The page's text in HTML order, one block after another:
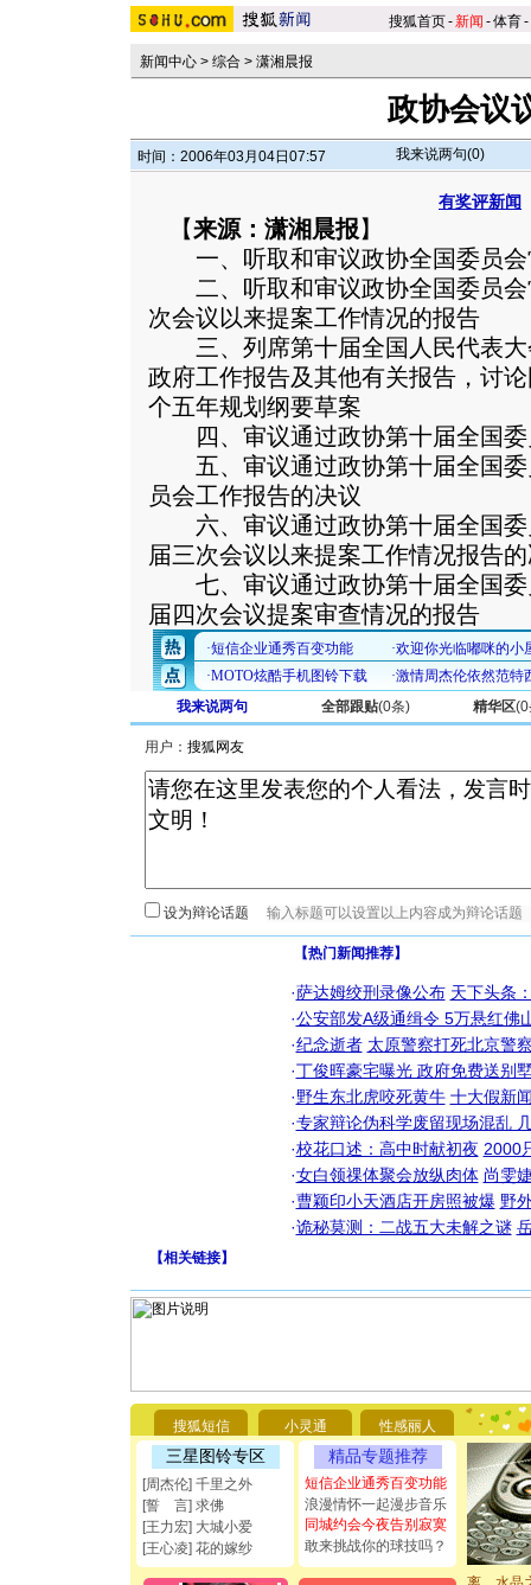
搜狐首页-新闻 -体育-
新闻中心 > 综合 > 潇湘晨报
政协会议
时间：2006年03月04日07:57 我来说两句(0)
有奖评新闻
【来源：潇湘晨报】
一、听取和审议政协全国委员会
二、听取和审议政协全国委员会
次会议以来提案工作情况的报告
三、列席第十届全国人民代表大
政府工作报告及其他有关报告，讨
个五年规划纲要草案
四、审议通过政协第十届全国委
五、审议通过政协第十届全国委
员会工作报告的决议
六、审议通过政协第十届全国委
届三次会议以来提案工作情况报告
七、审议通过政协第十届全国委
届四次会议提案审查情况的报告
我来说两句 全部跟贴(0条) 精华区(0
用户：
设为辩论话题
【热门新闻推荐】
·萨达姆绞刑录像公布 天下头条
·公安部发A级通缉令 5万悬红佛
·纪念逝者 太原警察打死北京警
·丁俊晖豪宅曝光 政府免费送别
·野生东北虎咬死黄牛 十大假新
·专家辩论伪科学废留现场混乱
·校花口述：高中时献初夜 2000
·女白领祼体聚会放纵肉体 尚雯
·曹颖印小天酒店开房照被爆 野
·诡秘莫测：二战五大未解之谜
【相关链接】
搜狐短信 小灵通 性感丽人
三星图铃专区
[周杰伦] 千里之外
[誓 言] 求佛
[王力宏] 大城小爱
[王心凌] 花的嫁纱
精品专题推荐
短信企业通秀百变功能
浪漫情怀一起漫步音乐
同城约会今夜告别寂寞
敢来挑战你的球技吗？
能正大光
都要快乐
[圣诞节]
如意,快
[元旦]看
断电。爱
你是我专
[元旦]如
起；二是
离。水晶